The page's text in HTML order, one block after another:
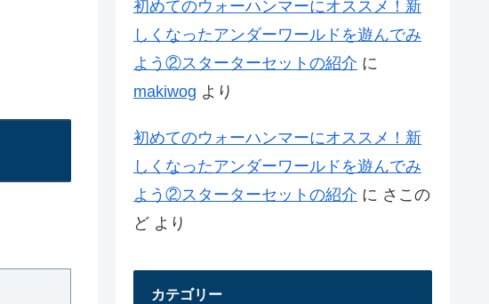
初めてのウォーハンマーにオススメ！新
しくなったアンダーワールドを遊んでみ
よう②スターターセットの紹介 に
makiwog より
初めてのウォーハンマーにオススメ！新
しくなったアンダーワールドを遊んでみ
よう②スターターセットの紹介 に さこの
ど より
カテゴリー